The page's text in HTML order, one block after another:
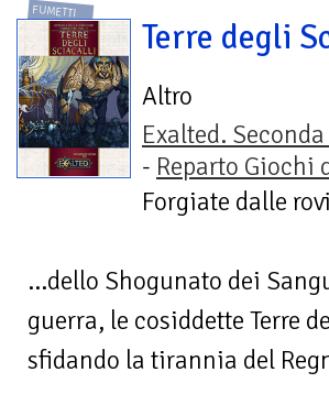
FUMETTI
Terre degli
Altro
Exalted.
- Reparto Giochi
Forgiate dalle
...dello Shogunato dei
guerra, le cosiddette Terre
sfidando la tirannia del